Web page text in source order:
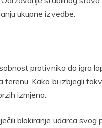
ukupne izvedbe.
protivnika da igra
Kako bi izbjegli
izmjena.
blokiranje udarca svog